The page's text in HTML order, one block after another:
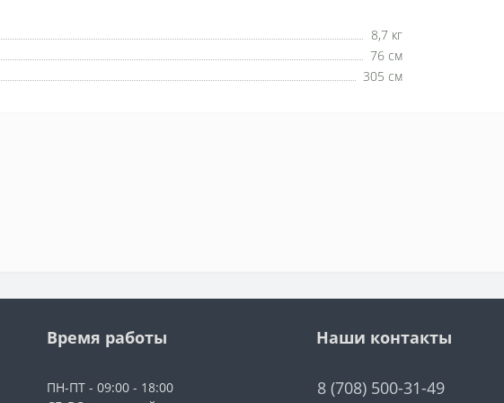
8,7 кг
76 см
305 см
Время работы
ПН-ПТ - 09:00 - 18:00
Наши контакты
8 (708) 500-31-49